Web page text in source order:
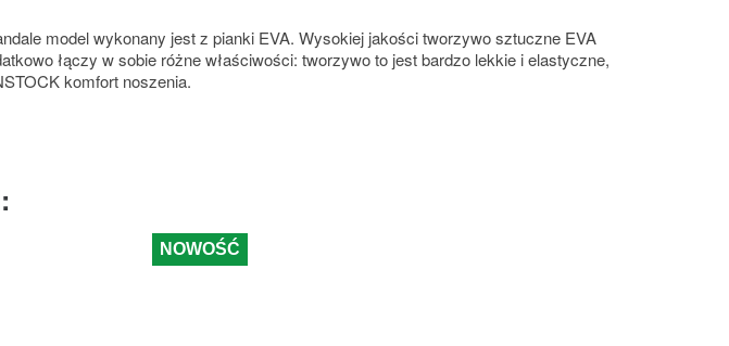
model wykonany jest z pianki EVA. Wysokiej jakości tworzywo sztuczne EVA
łączy w sobie różne właściwości: tworzywo to jest bardzo lekkie i elastyczne,
komfort noszenia.
NOWOŚĆ